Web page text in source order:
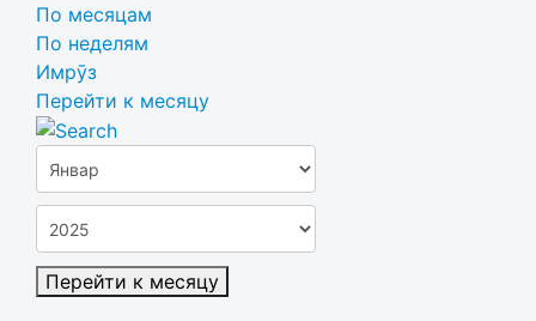
По месяцам
По неделям
Имрӯз
Перейти к месяцу
Перейти к месяцу